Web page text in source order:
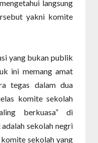
langsung
yakni komite
yang bukan publik
ini memang amat
tegas dalam dua
komite sekolah
berkuasa” di
sekolah negri
sekolah yang